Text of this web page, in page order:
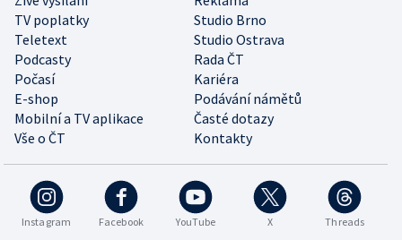
TV poplatky
Studio Brno
Teletext
Studio Ostrava
Podcasty
Rada ČT
Počasí
Kariéra
E-shop
Podávání námětů
Mobilní a TV aplikace
Časté dotazy
Vše o ČT
Kontakty
Instagram Facebook YouTube X Threads